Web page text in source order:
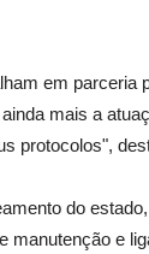
em
mais a
protocolos",
do
manutenção e